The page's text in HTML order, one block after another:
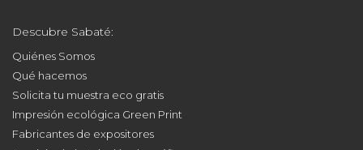
Descubre Sabaté:
Quiénes Somos
Qué hacemos